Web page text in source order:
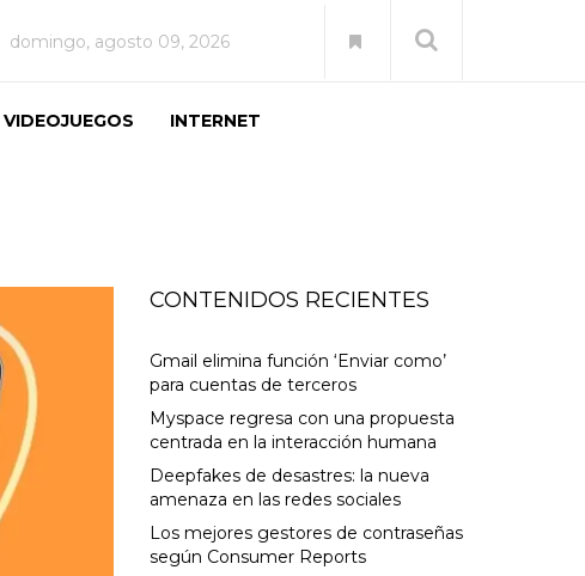
domingo, agosto 09, 2026
VIDEOJUEGOS INTERNET
CONTENIDOS RECIENTES
Gmail elimina función ‘Enviar como’
para cuentas de terceros
Myspace regresa con una propuesta
centrada en la interacción humana
Deepfakes de desastres: la nueva
amenaza en las redes sociales
Los mejores gestores de contraseñas
según Consumer Reports